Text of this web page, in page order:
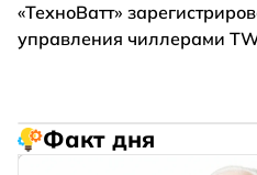
«ТехноВатт»
управления чиллерами
Факт дня